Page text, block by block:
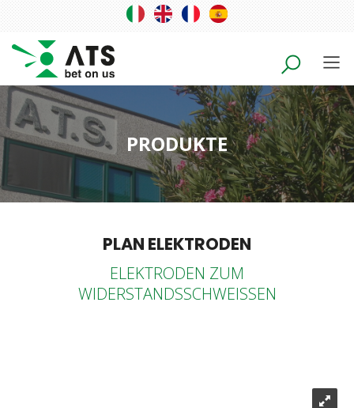
PRODUKTE
PLAN ELEKTRODEN
ELEKTRODEN ZUM
WIDERSTANDSSCHWEISSEN